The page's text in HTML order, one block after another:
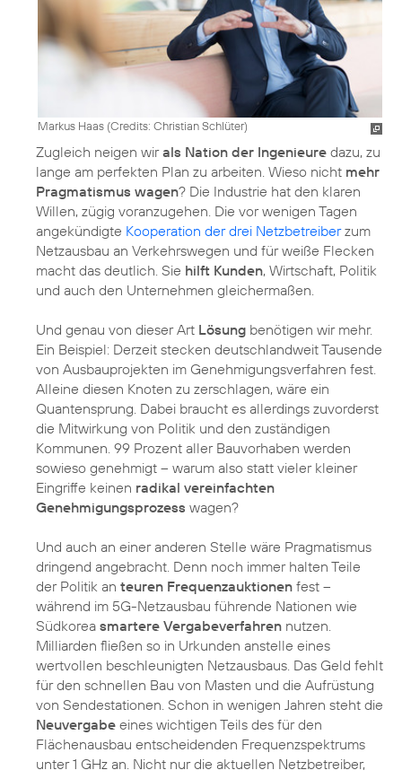
Markus Haas (Credits: Christian Schlüter)
Zugleich neigen wirals Nation der Ingenieure dazu, zu
lange am perfekten Plan zu arbeiten. Wieso nicht mehr
Pragmatismus wagen? Die Industrie hat den klaren
Willen, zügig voranzugehen. Die vor wenigen Tagen
angekündigte Kooperation der drei Netzbetreiberzum
Netzausbau an Verkehrswegen und für weiße Flecken
macht das deutlich. Sie hilft Kunden, Wirtschaft, Politik
und auch den Unternehmen gleichermaßen.
Und genau von dieser Art Lösung benötigen wir mehr.
Ein Beispiel: Derzeit stecken deutschlandweit Tausende
von Ausbauprojekten im Genehmigungsverfahren fest.
Alleine diesen Knoten zu zerschlagen, wäre ein
Quantensprung. Dabei braucht es allerdings zuvorderst
die Mitwirkung von Politik und den zuständigen
Kommunen. 99 Prozent aller Bauvorhaben werden
sowieso genehmigt – warum also statt vieler kleiner
Eingriffe keinen radikal vereinfachten
Genehmigungsprozess wagen?
Und auch an einer anderen Stelle wäre Pragmatismus
dringend angebracht. Denn noch immer halten Teile
der Politik an teuren Frequenzauktionen fest –
während im 5G-Netzausbau führende Nationen wie
Südkorea smartere Vergabeverfahren nutzen.
Milliarden fließen so in Urkunden anstelle eines
wertvollen beschleunigten Netzausbaus. Das Geld fehlt
für den schnellen Bau von Masten und die Aufrüstung
von Sendestationen. Schon in wenigen Jahren steht die
Neuvergabe eines wichtigen Teils des für den
Flächenausbau entscheidenden Frequenzspektrums
unter 1 GHz an. Nicht nur die aktuellen Netzbetreiber,